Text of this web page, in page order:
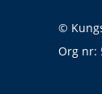
©
Org nr: